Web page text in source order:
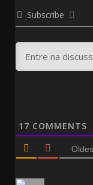
Subscribe
17 COMMENTS